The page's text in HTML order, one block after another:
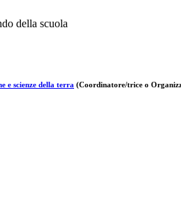
della scuola
e scienze della terra (Coordinatore/trice o